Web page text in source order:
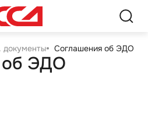
Соглашения об ЭДО
об ЭДО